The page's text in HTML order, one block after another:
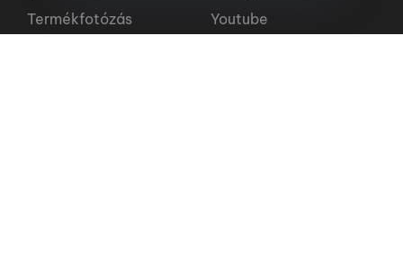
Termékfotózás
Youtube